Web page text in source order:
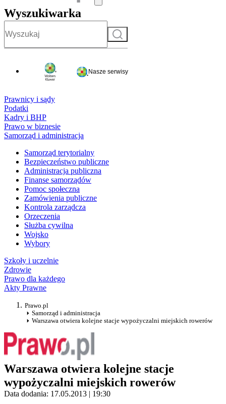
Wyszukiwarka
Szukaj
Nasze serwisy
Prawnicy i sądy
Podatki
Kadry i BHP
Prawo w biznesie
Samorząd i administracja
Samorząd terytorialny
Bezpieczeństwo publiczne
Administracja publiczna
Finanse samorządów
Pomoc społeczna
Zamówienia publiczne
Kontrola zarządcza
Orzeczenia
Służba cywilna
Wojsko
Wybory
Szkoły i uczelnie
Zdrowie
Prawo dla każdego
Akty Prawne
Prawo.pl
Samorząd i administracja
Warszawa otwiera kolejne stacje wypożyczalni miejskich rowerów
Warszawa otwiera kolejne stacje
wypożyczalni miejskich rowerów
Data dodania: 17.05.2013 | 19:30